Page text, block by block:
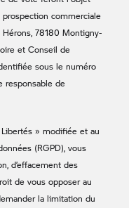
commerciale
78180 Montigny-
et Conseil de
sous le numéro
responsable de
» modifiée et au
(RGPD), vous
d’effacement des
de vous opposer au
la limitation du